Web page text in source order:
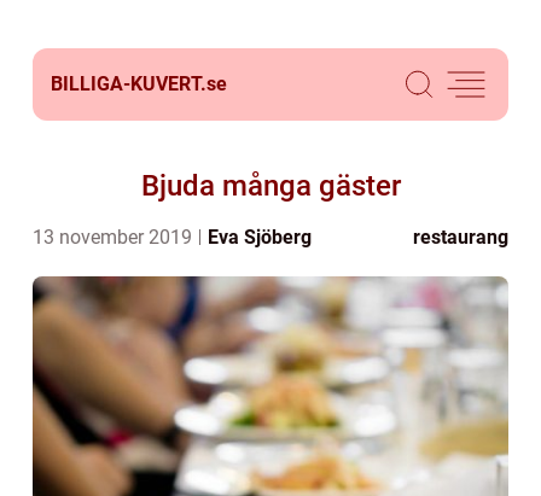
BILLIGA-KUVERT.se
Bjuda många gäster
13 november 2019 Eva Sjöberg restaurang